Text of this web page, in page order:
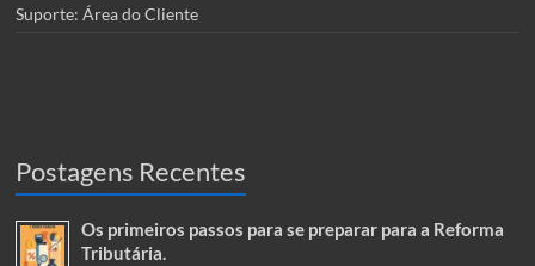
Suporte: Área do Cliente
Postagens Recentes
Os primeiros passos para se preparar para a Reforma
Tributária.